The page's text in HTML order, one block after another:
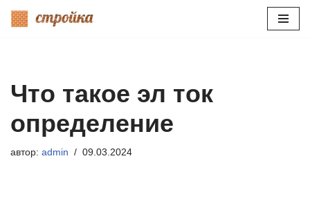
Что такое эл ток
определение
автор: admin 09.03.2024